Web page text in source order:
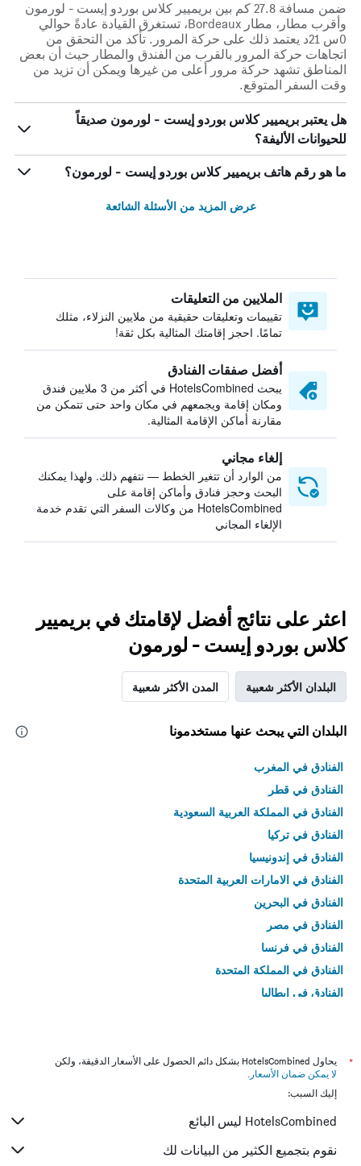
ضمن مسافة 27.8 كم بين بريميير كلاس بوردو إيست - لورمون
وأقرب مطار، مطار Bordeaux، تستغرق القيادة عادةً حوالي
0س 21د يعتمد ذلك على حركة المرور. تأكد من التحقق من
اتجاهات حركة المرور بالقرب من الفندق والمطار حيث أن بعض
المناطق تشهد حركة مرور أعلى من غيرها ويمكن أن تزيد من
وقت السفر المتوقع.
هل يعتبر بريميير كلاس بوردو إيست - لورمون صديقاً
للحيوانات الأليفة؟
ما هو رقم هاتف بريميير كلاس بوردو إيست - لورمون؟
عرض المزيد من الأسئلة الشائعة
الملايين من التعليقات
تقييمات وتعليقات حقيقية من ملايين النزلاء، مثلك
تمامًا. احجز إقامتك المثالية بكل ثقة!
أفضل صفقات الفنادق
يبحث HotelsCombined في أكثر من 3 ملايين فندق
ومكان إقامة ويجمعهم في مكان واحد حتى تتمكن من
مقارنة أماكن الإقامة المثالية.
إلغاء مجاني
من الوارد أن تتغير الخطط — نتفهم ذلك. ولهذا يمكنك
البحث وحجز فنادق وأماكن إقامة على
HotelsCombined من وكالات السفر التي تقدم خدمة
الإلغاء المجاني
اعثر على نتائج أفضل لإقامتك في بريميير
كلاس بوردو إيست - لورمون
البلدان الأكثر شعبية المدن الأكثر شعبية
البلدان التي يبحث عنها مستخدمونا
الفنادق في المغرب
الفنادق في قطر
الفنادق في المملكة العربية السعودية
الفنادق في تركيا
الفنادق في إندونيسيا
الفنادق في الامارات العربية المتحدة
الفنادق في البحرين
الفنادق في مصر
الفنادق في فرنسا
الفنادق في المملكة المتحدة
الفنادق في إيطاليا
*
يحاول HotelsCombined بشكل دائم الحصول على الأسعار الدقيقة، ولكن
لا يمكن ضمان الأسعار .
إليك السبب:
HotelsCombined ليس البائع
نقوم بتجميع الكثير من البيانات لك